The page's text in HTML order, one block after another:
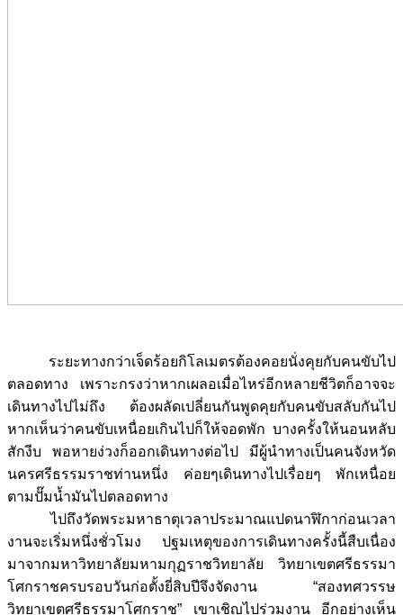
ระยะทางกว่าเจ็ดร้อยกิโลเมตรต้องคอยนั่งคุยกับคนขับไป
ตลอดทาง เพราะกรงว่าหากเผลอเมื่อไหร่อีกหลายชีวิตก็อาจจะ
เดินทางไปไม่ถึง ต้องผลัดเปลี่ยนกันพูดคุยกับคนขับสลับกันไป
หากเห็นว่าคนขับเหนื่อยเกินไปก็ให้จอดพัก บางครั้งให้นอนหลับ
สักงีบ พอหายง่วงก็ออกเดินทางต่อไป มีผู้นำทางเป็นคนจังหวัด
นครศรีธรรมราชท่านหนึ่ง ค่อยๆเดินทางไปเรื่อยๆ พักเหนื่อย
ตามปั๊มน้ำมันไปตลอดทาง
ไปถึงวัดพระมหาธาตุเวลาประมาณแปดนาฬิกาก่อนเวลา
งานจะเริ่มหนึ่งชั่วโมง ปฐมเหตุของการเดินทางครั้งนี้สืบเนื่อง
มาจากมหาวิทยาลัยมหามกุฏราชวิทยาลัย วิทยาเขตศรีธรรมา
โศกราชครบรอบวันก่อตั้งยี่สิบปีจึงจัดงาน “สองทศวรรษ
วิทยาเขตศรีธรรมาโศกราช” เขาเชิญไปร่วมงาน อีกอย่างเห็น